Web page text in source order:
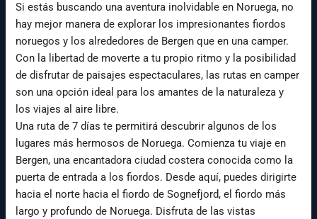
Si estás buscando una aventura inolvidable en Noruega, no
hay mejor manera de explorar los impresionantes fiordos
noruegos y los alrededores de Bergen que en una camper.
Con la libertad de moverte a tu propio ritmo y la posibilidad
de disfrutar de paisajes espectaculares, las rutas en camper
son una opción ideal para los amantes de la naturaleza y
los viajes al aire libre.
Una ruta de 7 días te permitirá descubrir algunos de los
lugares más hermosos de Noruega. Comienza tu viaje en
Bergen, una encantadora ciudad costera conocida como la
puerta de entrada a los fiordos. Desde aquí, puedes dirigirte
hacia el norte hacia el fiordo de Sognefjord, el fiordo más
largo y profundo de Noruega. Disfruta de las vistas